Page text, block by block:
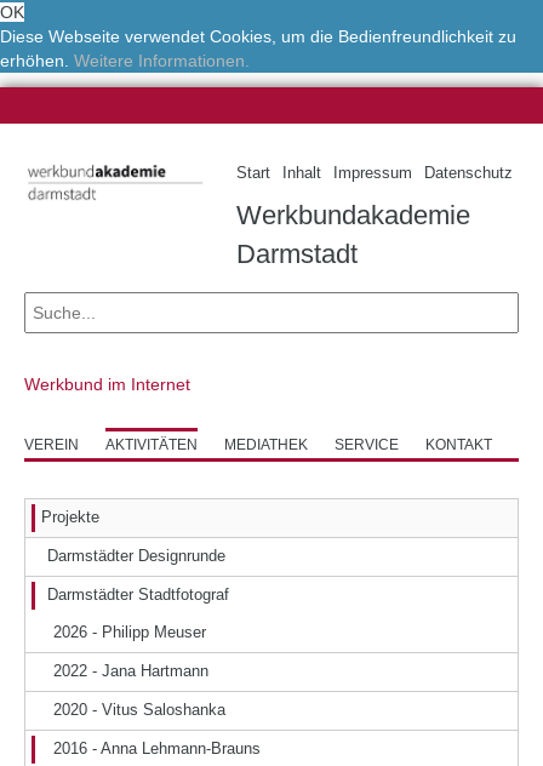
OK
Diese Webseite verwendet Cookies, um die Bedienfreundlichkeit zu
erhöhen. Weitere Informationen.
Start Inhalt Impressum Datenschutz
Werkbundakademie
Darmstadt
Werkbund im Internet
VEREIN AKTIVITÄTEN MEDIATHEK SERVICE KONTAKT
Projekte
Darmstädter Designrunde
Darmstädter Stadtfotograf
2026 - Philipp Meuser
2022 - Jana Hartmann
2020 - Vitus Saloshanka
2016 - Anna Lehmann-Brauns